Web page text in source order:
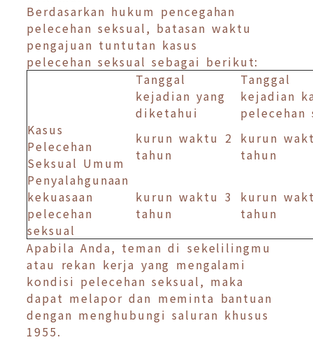
Berdasarkan hukum pencegahan
pelecehan seksual, batasan waktu
pengajuan tuntutan kasus
pelecehan seksual sebagai berikut:
Tanggal
kejadian yang
diketahui
Tanggal
kejadian
Kasus
Pelecehan
Seksual Umum
kurun waktu 2
tahun
kurun
tahun
Penyalahgunaan
kekuasaan
pelecehan
seksual
kurun waktu 3
tahun
kurun
tahun
Apabila Anda, teman di sekelilingmu
atau rekan kerja yang mengalami
kondisi pelecehan seksual, maka
dapat melapor dan meminta bantuan
dengan menghubungi saluran khusus
1955.